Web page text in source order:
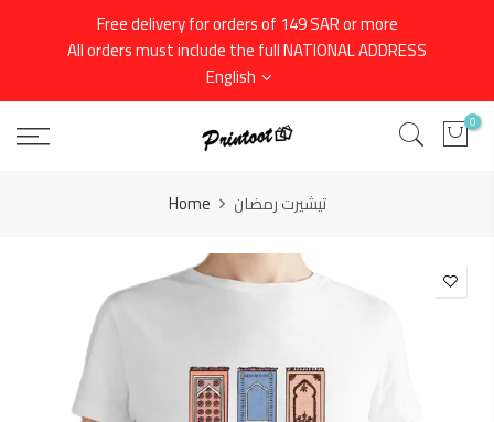
Free delivery for orders of 149 SAR or more
All orders must include the full NATIONAL ADDRESS
English
0
Home تيشيرت رمضان